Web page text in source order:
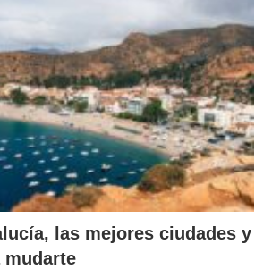
las mejores ciudades y
mudarte